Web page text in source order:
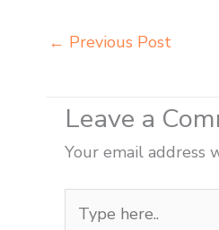
← Previous Post
Leave a
Your email address
here..